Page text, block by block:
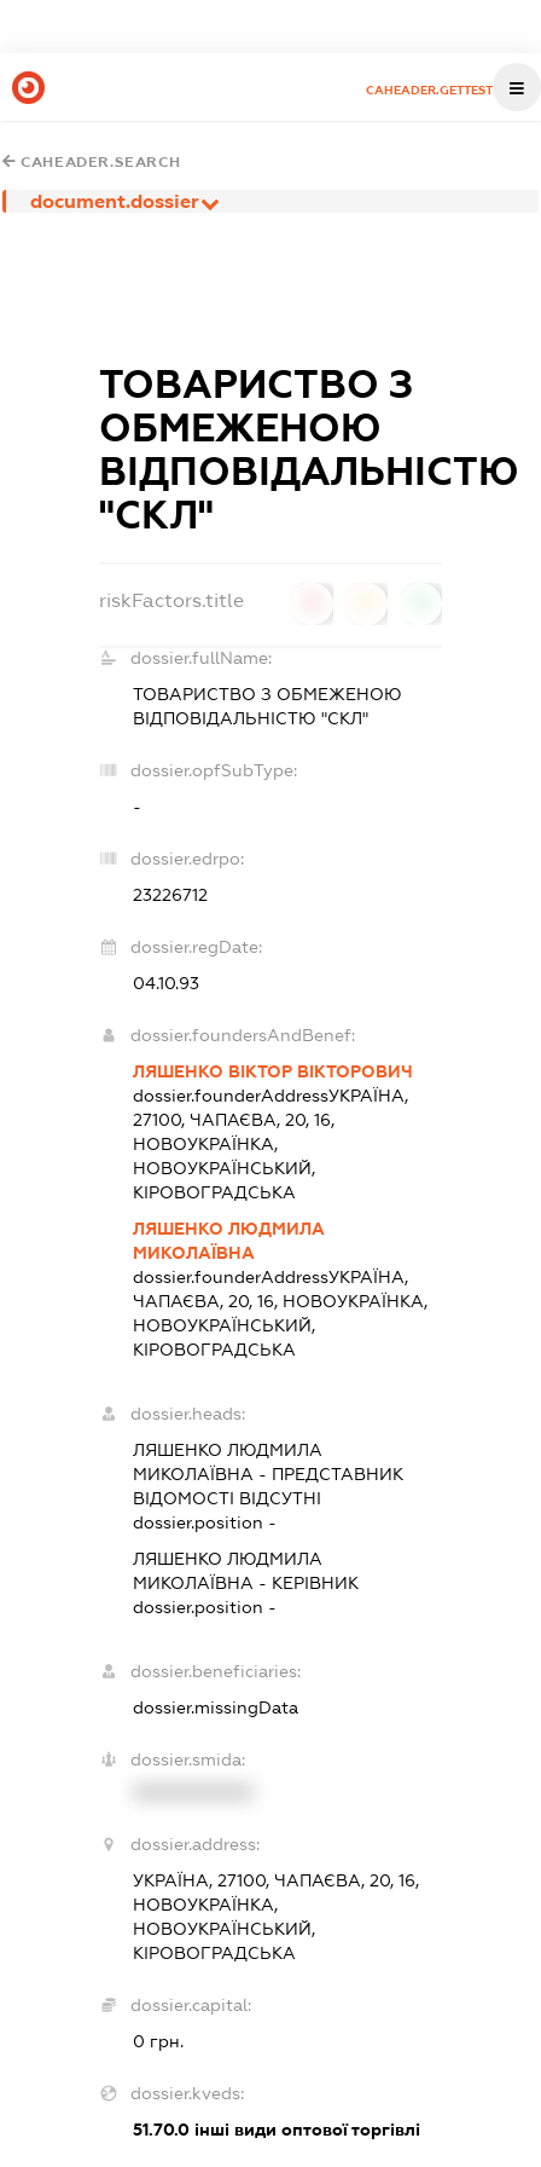
CAHEADER.GETTEST
CAHEADER.SEARCH
document.dossier
ТОВАРИСТВО З
ОБМЕЖЕНОЮ
ВІДПОВІДАЛЬНІСТЮ
"СКЛ"
riskFactors.title
dossier.fullName:
ТОВАРИСТВО З ОБМЕЖЕНОЮ
ВІДПОВІДАЛЬНІСТЮ "СКЛ"
dossier.opfSubType:
-
dossier.edrpo:
23226712
dossier.regDate:
04.10.93
dossier.foundersAndBenef:
ЛЯШЕНКО ВІКТОР ВІКТОРОВИЧ
dossier.founderAddressУКРАЇНА,
27100, ЧАПАЄВА, 20, 16,
НОВОУКРАЇНКА,
НОВОУКРАЇНСЬКИЙ,
КІРОВОГРАДСЬКА
ЛЯШЕНКО ЛЮДМИЛА
МИКОЛАЇВНА
dossier.founderAddressУКРАЇНА,
ЧАПАЄВА, 20, 16, НОВОУКРАЇНКА,
НОВОУКРАЇНСЬКИЙ,
КІРОВОГРАДСЬКА
dossier.heads:
ЛЯШЕНКО ЛЮДМИЛА
МИКОЛАЇВНА - ПРЕДСТАВНИК
ВІДОМОСТІ ВІДСУТНІ
dossier.position -
ЛЯШЕНКО ЛЮДМИЛА
МИКОЛАЇВНА - КЕРІВНИК
dossier.position -
dossier.beneficiaries:
dossier.missingData
dossier.smida:
dossier.address:
УКРАЇНА, 27100, ЧАПАЄВА, 20, 16,
НОВОУКРАЇНКА,
НОВОУКРАЇНСЬКИЙ,
КІРОВОГРАДСЬКА
dossier.capital:
0 грн.
dossier.kveds:
51.70.0 інші види оптової торгівлі